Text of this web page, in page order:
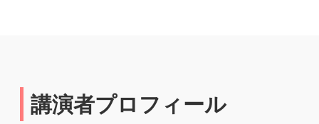
講演者プロフィール